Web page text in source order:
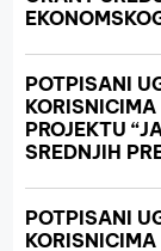
POTPISANI
PROJEKTU
SREDNJIH
POTPISANI